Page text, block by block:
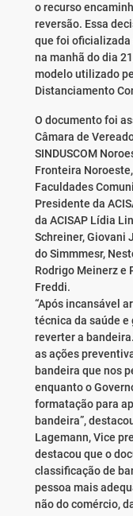
o recurso
reversão. Essa
que foi
na manhã do dia
modelo utilizado
Distanciamento
O documento foi
Câmara de
SINDUSCOM
Fronteira Noroeste,
Faculdades
Presidente da
da ACISAP Lídia
Schreiner, Giovani
do Simmmesr,
Rodrigo Meinerz e
Freddi.
“Após incansável
técnica da saúde
reverter a
as ações
bandeira que nos
enquanto o
formatação para
bandeira”,
Lagemann, Vice
destacou que o
classificação de
pessoa mais
não do comércio,